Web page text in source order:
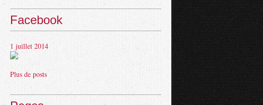
Facebook
1 juillet 2014
Plus de posts